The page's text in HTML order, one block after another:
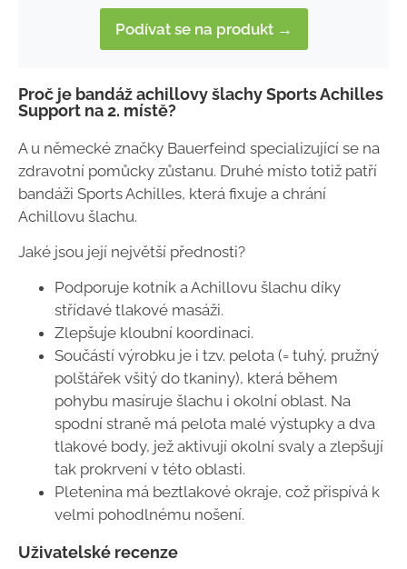
Podívat se na produkt →
Proč je bandáž achillovy šlachy Sports Achilles
Support na 2. místě?
A u německé značky Bauerfeind specializující se na
zdravotní pomůcky zůstanu. Druhé místo totiž patří
bandáži Sports Achilles, která fixuje a chrání
Achillovu šlachu.
Jaké jsou její největší přednosti?
Podporuje kotník a Achillovu šlachu díky
střídavé tlakové masáži.
Zlepšuje kloubní koordinaci.
Součástí výrobku je i tzv. pelota (= tuhý, pružný
polštářek všitý do tkaniny), která během
pohybu masíruje šlachu i okolní oblast. Na
spodní straně má pelota malé výstupky a dva
tlakové body, jež aktivují okolní svaly a zlepšují
tak prokrvení v této oblasti.
Pletenina má beztlakové okraje, což přispívá k
velmi pohodlnému nošení.
Uživatelské recenze